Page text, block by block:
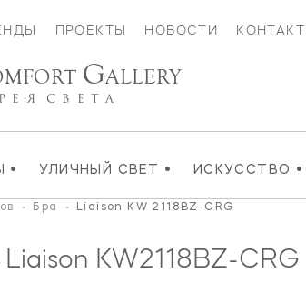
ПРОЕКТЫ НОВОСТИ
• УЛИЧНЫЙ СВЕТ • ИСКУССТВО •
GALLERY
СВЕТА
- Бра - Liaison KW 2118BZ-CRG
KW2118BZ-CRG